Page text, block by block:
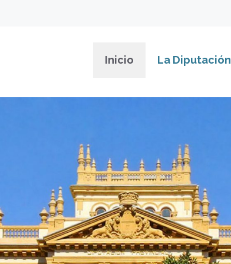
Inicio La Diputación